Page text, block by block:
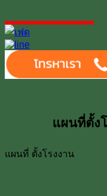
แผนที่ตั้ง
แผนที่ ตั้งโรงงาน